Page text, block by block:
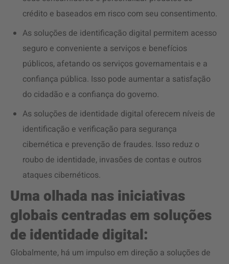
crédito e baseados em risco com seu consentimento.
As soluções de identificação digital permitem acesso
seguro e conveniente a serviços e benefícios
públicos, afetando os serviços governamentais e a
confiança pública. Isso pode aumentar a satisfação
do cidadão e a confiança do governo.
As soluções de identidade digital oferecem níveis de
identificação e verificação para segurança
cibernética e prevenção de fraudes. Isso reduz o
roubo de identidade, invasões de contas e outros
ataques cibernéticos.
Uma olhada nas iniciativas
globais centradas em soluções
de identidade digital:
Globalmente, há um impulso em direção a soluções de